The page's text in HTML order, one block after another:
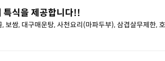
특식을 제공합니다!!
보쌈, 대구매운탕, 사천요리(마파두부), 삼겹살무제한,